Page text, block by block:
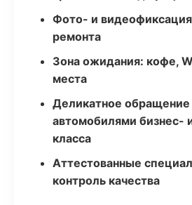
Фото- и
ремонта
Зона ожидания: кофе,
места
Деликатное обращение
автомобилями бизнес-
класса
Аттестованные
контроль качества